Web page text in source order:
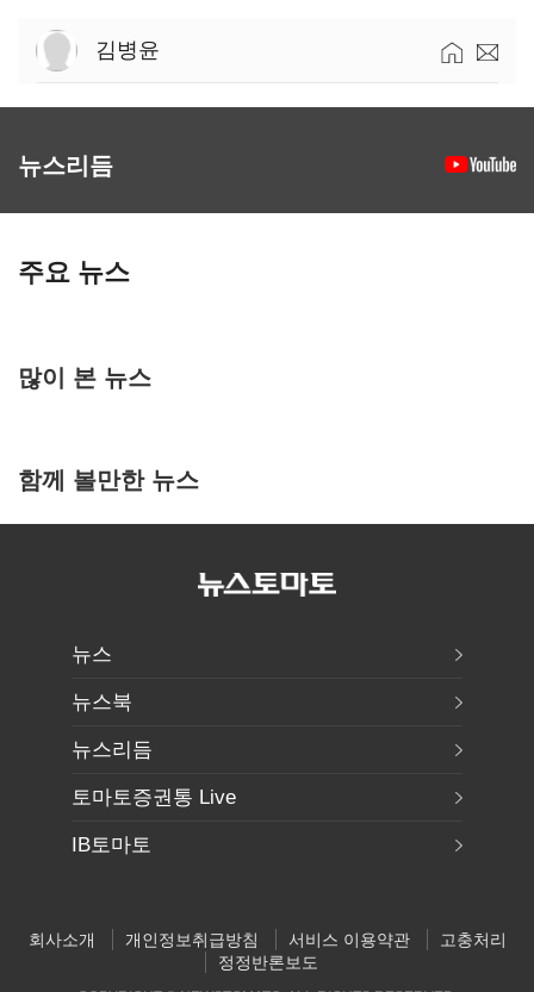
김병윤
뉴스리듬
주요 뉴스
많이 본 뉴스
함께 볼만한 뉴스
뉴스
뉴스북
뉴스리듬
토마토증권통 Live
IB토마토
회사소개 개인정보취급방침 서비스 이용약관
고충처리
정정반론보도